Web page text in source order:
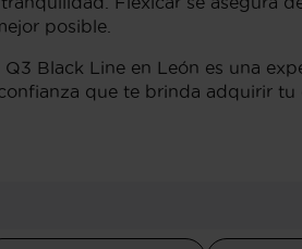
posible.
Black Line en León es una
que te brinda adquirir